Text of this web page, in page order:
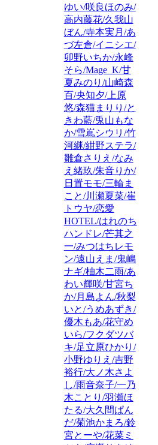
ゆい/咲良ほのみ/
高内藤花/久我山
ぼん/寺本実月/あ
づ左倉/イニシエ/
卯野いちか/永峰
そら/Mage_K/甘
夏みのり/山崎森
百/央知夕/上原
悠/森猫まりり/と
きわ藍/兎山もな
か/雪嶌シウリ/竹
河継/紺野ステラ/
雛倉さりえ/なみ
え緒玖/朱音りか/
日置モモ/三輪ま
こと/川瀬夏菜/崔
トウヤ/恋愛
HOTEL/はれのち
ハンドレ/芒其之
一/みつはちレモ
ン/遠山えま/鬼嶋
ナギ/柚木二雨/あ
わい輝咲/甘宮ち
か/月島よん/秋梨
いと/うめあずき/
優木もあ/花守め
いら/フクダツバ
キ/足立原ひかり/
小野ゆりえ/吉野
裕行/大ノ木さよ
し/雨音奈子/一乃
木ことり/羽瀬ほ
たる/大久間ぱん
だ/菊池かまろ/鈴
宮とーや/花菜ミ